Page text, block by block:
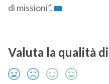
di missioni”.
Valuta la qualità